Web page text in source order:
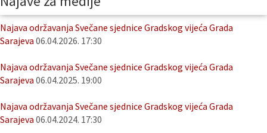
Najava održavanja Svečane sjednice Gradskog vijeća Grada
Sarajeva 06.04.2026. 17:30
Najava održavanja Svečane sjednice Gradskog vijeća Grada
Sarajeva 06.04.2025. 19:00
Najava održavanja Svečane sjednice Gradskog vijeća Grada
Sarajeva 06.04.2024. 17:30